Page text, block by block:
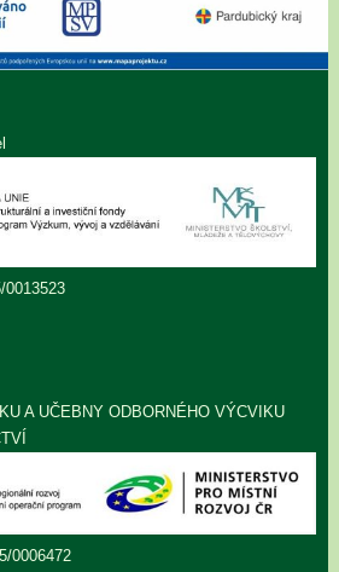
0013523
A UČEBNY ODBORNÉHO VÝCVIKU
0006472